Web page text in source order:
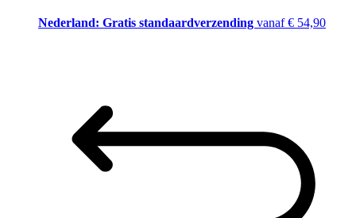
Nederland: Gratis standaardverzending vanaf € 54,90